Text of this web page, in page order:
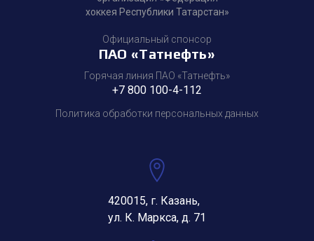
хоккея Республики Татарстан»
Официальный спонсор
ПАО «Татнефть»
Горячая линия ПАО «Татнефть»
+7 800 100-4-112
Политика обработки персональных данных
420015, г. Казань,
ул. К. Маркса, д. 71